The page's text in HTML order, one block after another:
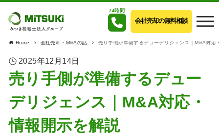
24時間
会社売却の無料相談
Home 会社売却・M&Aの話 売り手側が準備するデューデリジェンス｜M&A対応
2025年12月14日
売り手側が準備するデュー
デリジェンス｜M&A対応・
情報開示を解説